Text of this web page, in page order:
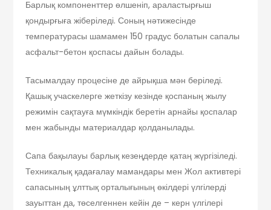
Барлық компоненттер өлшеніп, араластырғыш
қондырғыға жіберіледі. Соның нәтижесінде
температурасы шамамен 150 градус болатын сапалы
асфальт-бетон қоспасы дайын болады.
Тасымалдау процесіне де айрықша мән беріледі.
Қашық учаскелерге жеткізу кезінде қоспаның жылу
режимін сақтауға мүмкіндік беретін арнайы қоспалар
мен жабынды материалдар қолданылады.
Сапа бақылауы барлық кезеңдерде қатаң жүргізіледі.
Техникалық қадағалау мамандары мен Жол активтері
сапасының ұлттық орталығының өкілдері үлгілерді
зауыттан да, төселгеннен кейін де – керн үлгілері